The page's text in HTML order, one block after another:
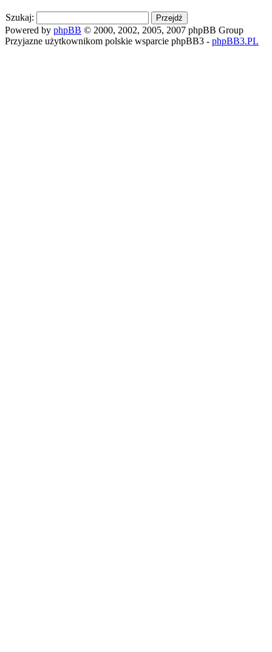
Szukaj:
Powered by phpBB © 2000, 2002, 2005, 2007 phpBB Group
Przyjazne użytkownikom polskie wsparcie phpBB3 - phpBB3.PL